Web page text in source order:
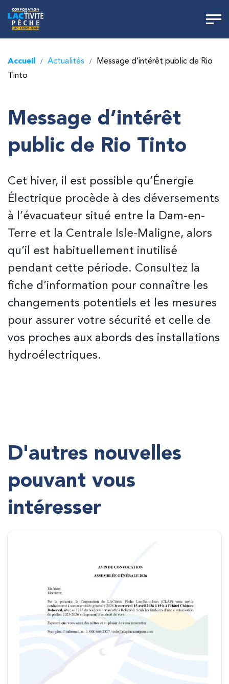
Accueil / Actualités /
Message d’intérêt public de Rio
Tinto
Message d’intérêt
public de Rio Tinto
Cet hiver, il est possible qu’Énergie
Électrique procède à des déversements
à l’évacuateur situé entre la Dam-en-
Terre et la Centrale Isle-Maligne, alors
qu’il est habituellement inutilisé
pendant cette période. Consultez la
fiche d’information pour connaître les
changements potentiels et les mesures
pour assurer votre sécurité et celle de
vos proches aux abords des installations
hydroélectriques.
D'autres nouvelles
pouvant vous
intéresser